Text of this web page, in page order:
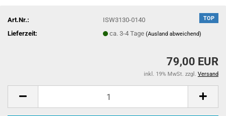
TOP
Art.Nr.:
ISW3130-0140
Lieferzeit:
ca. 3-4 Tage(Ausland abweichend)
79,00 EUR
inkl. 19% MwSt. zzgl. Versand